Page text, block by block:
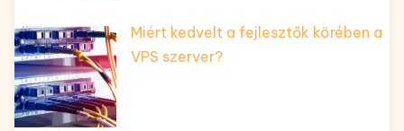
Miért kedvelt a fejlesztők körében a
VPS szerver?